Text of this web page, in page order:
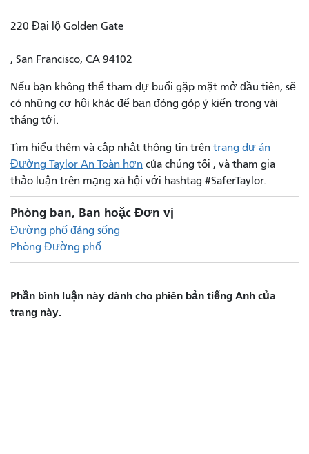
220 Đại lộ Golden Gate
, San Francisco, CA 94102
Nếu bạn không thể tham dự buổi gặp mặt mở đầu tiên, sẽ
có những cơ hội khác để bạn đóng góp ý kiến ​​trong vài
tháng tới.
Tìm hiểu thêm và cập nhật thông tin trên trang dự án
Đường Taylor An Toàn hơn của chúng tôi , và tham gia
thảo luận trên mạng xã hội với hashtag #SaferTaylor.
Phòng ban, Ban hoặc Đơn vị
Đường phố đáng sống
Phòng Đường phố
Phần bình luận này dành cho phiên bản tiếng Anh của
trang này.